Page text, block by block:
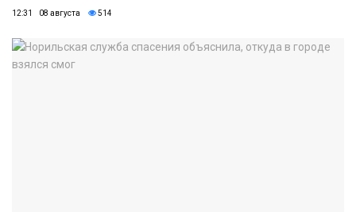
12:31 08 августа 514